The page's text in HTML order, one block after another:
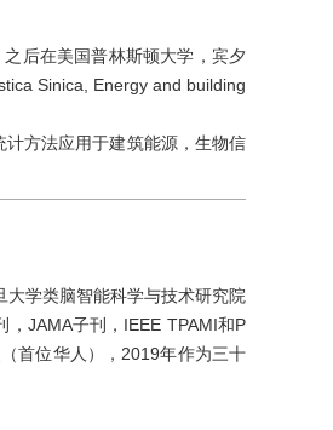
后在美国普林斯顿大学，宾夕
Sinica, Energy and building
方法应用于建筑能源，生物信
学类脑智能科学与技术研究院
JAMA子刊，IEEE TPAMI和P
首位华人），2019年作为三十